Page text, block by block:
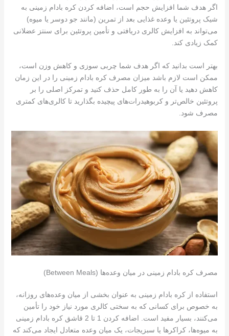
اگر هدف شما افزایش حجم است، اضافه کردن کره بادام زمینی به
شیک پروتئین یا وعده غذایی بعد از تمرین (مانند جو دوسر یا میوه)
می‌تواند به افزایش کالری دریافتی و تأمین پروتئین برای سنتز عضلانی
کمک زیادی کند.
بهتر است بدانید که اگر هدف شما چربی سوزی و کاهش وزن است،
ممکن است لازم باشد میزان مصرف کره بادام زمینی را در این زمان
کاهش دهید یا آن را به طور کامل حذف کنید و تمرکز اصلی را بر
پروتئین خالص‌تر و کربوهیدرات‌های پیچیده بگذارید تا کالری‌های کمتری
مصرف شود.
مصرف کره بادام زمینی در میان وعده‌ها (Between Meals)
استفاده از کره بادام زمینی به عنوان بخشی از میان وعده‌های روزانه،
به خصوص برای کسانی که به سختی کالری مورد نیاز خود را تأمین
می‌کنند، بسیار مفید است. اضافه کردن 1 تا 2 قاشق کره بادام زمینی
به میوه‌ها، کراکرها یا سبزیجات، یک میان وعده متعادل ایجاد می‌کند که